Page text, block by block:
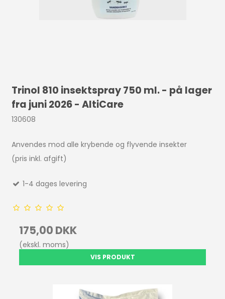
Trinol 810 insektspray 750 ml. - på lager
fra juni 2026 - AltiCare
130608
Anvendes mod alle krybende og flyvende insekter
(pris inkl. afgift)
1-4 dages levering
175,00 DKK
(ekskl. moms)
VIS PRODUKT